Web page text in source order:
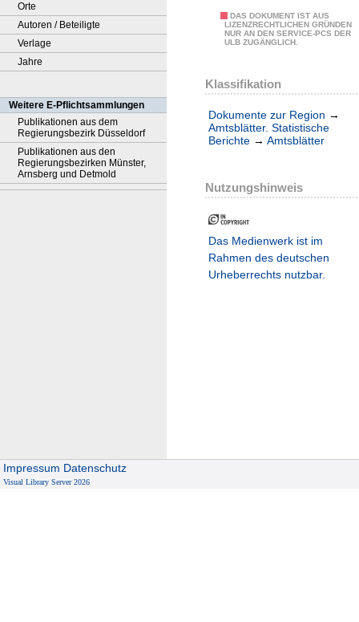
Orte
Autoren / Beteiligte
Verlage
Jahre
Weitere E-Pflichtsammlungen
Publikationen aus dem
Regierungsbezirk Düsseldorf
Publikationen aus den
Regierungsbezirken Münster,
Arnsberg und Detmold
DAS DOKUMENT IST AUS
LIZENZRECHTLICHEN GRÜNDEN
NUR AN DEN SERVICE-PCS DER
ULB ZUGÄNGLICH.
Klassifikation
Dokumente zur Region →
Amtsblätter. Statistische
Berichte → Amtsblätter
Nutzungshinweis
Das Medienwerk ist im
Rahmen des deutschen
Urheberrechts nutzbar.
Impressum Datenschutz
Visual Library Server 2026